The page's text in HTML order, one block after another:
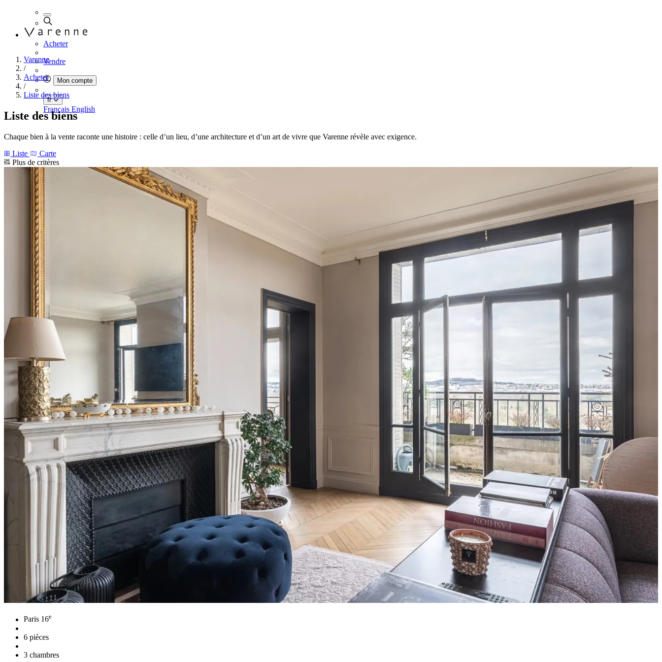
Acheter
Vendre
Mon compte
fr
Français English
Varenne
/
Acheter
/
Liste des biens
Liste des biens
Chaque bien à la vente raconte une histoire : celle d’un lieu, d’une architecture et d’un art de vivre que Varenne révèle avec exigence.
Liste
Carte
Plus de critères
Paris 16e
6 pièces
3 chambres